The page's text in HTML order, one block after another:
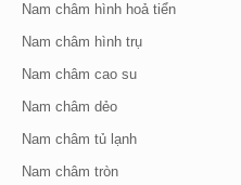
Nam châm hình hoả tiển
Nam châm hình trụ
Nam châm cao su
Nam châm dẻo
Nam châm tủ lạnh
Nam châm tròn